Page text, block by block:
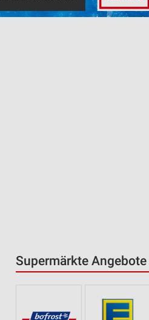
Supermärkte Angebote